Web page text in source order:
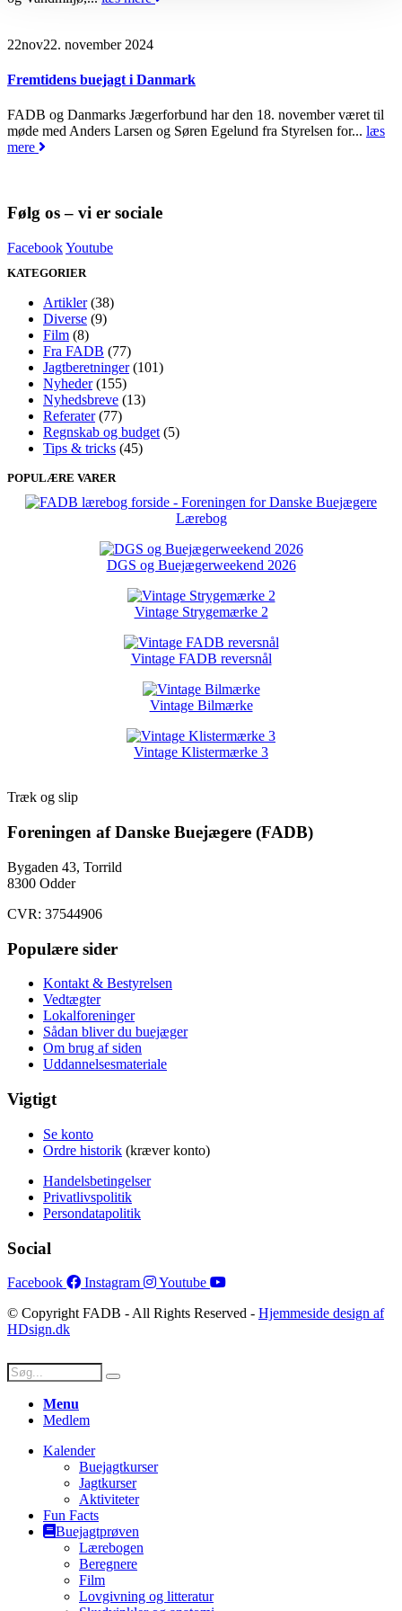
22nov22. november 2024
Fremtidens buejagt i Danmark
FADB og Danmarks Jægerforbund har den 18. november været til
møde med Anders Larsen og Søren Egelund fra Styrelsen for... læs
mere
Følg os – vi er sociale
FacebookYoutube
KATEGORIER
Artikler(38)
Diverse (9)
Film (8)
Fra FADB (77)
Jagtberetninger(101)
Nyheder(155)
Nyhedsbreve (13)
Referater(77)
Regnskab og budget (5)
Tips & tricks (45)
POPULÆRE VARER
Lærebog
DGS og Buejægerweekend 2026
Vintage Strygemærke 2
Vintage FADB reversnål
Vintage Bilmærke
Vintage Klistermærke 3
Træk og slip
Foreningen af Danske Buejægere (FADB)
Bygaden 43, Torrild
8300 Odder
CVR: 37544906
Populære sider
Kontakt & Bestyrelsen
Vedtægter
Lokalforeninger
Sådan bliver du buejæger
Om brug af siden
Uddannelsesmateriale
Vigtigt
Se konto
Ordre historik (kræver konto)
Handelsbetingelser
Privatlivspolitik
Persondatapolitik
Social
Facebook Instagram
Youtube
© Copyright FADB - All Rights Reserved - Hjemmeside design af
HDsign.dk
Menu
Medlem
Kalender
Buejagtkurser
Jagtkurser
Aktiviteter
Fun Facts
Buejagtprøven
Lærebogen
Beregnere
Film
Lovgivning og litteratur